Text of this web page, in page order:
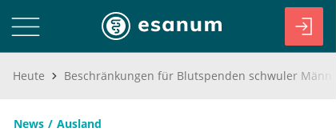
Heute
News Ausland